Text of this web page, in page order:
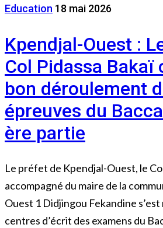
Education 18 mai 2026
Kpendjal-Ouest :
Col Pidassa Bakaï
bon déroulement
épreuves du
ère partie
Le préfet de Kpendjal-Ouest, le
accompagné du maire de la
Ouest 1 Didjingou Fekandine s’est
centres d’écrit des examens du